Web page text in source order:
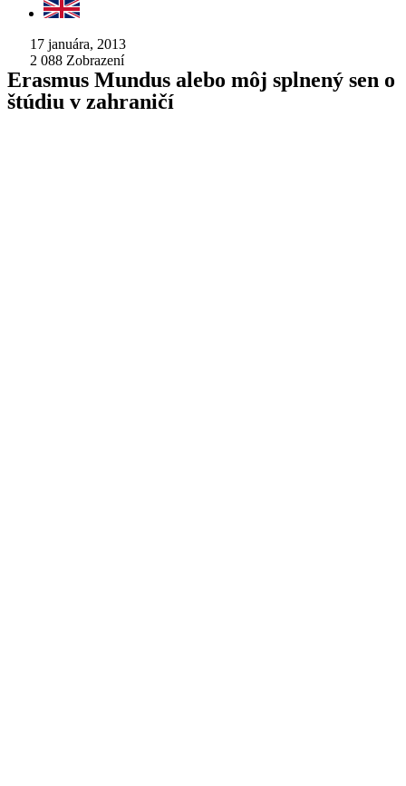
17 januára, 2013
2 088 Zobrazení
Erasmus Mundus alebo môj splnený sen o
štúdiu v zahraničí